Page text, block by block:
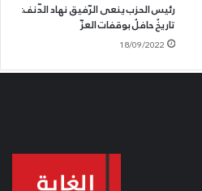
رئيس الحزب ينعى الرّفيق نهاد الدّنف:
تاريخٌ حافلٌ بوقفات العزّ
18/09/2022